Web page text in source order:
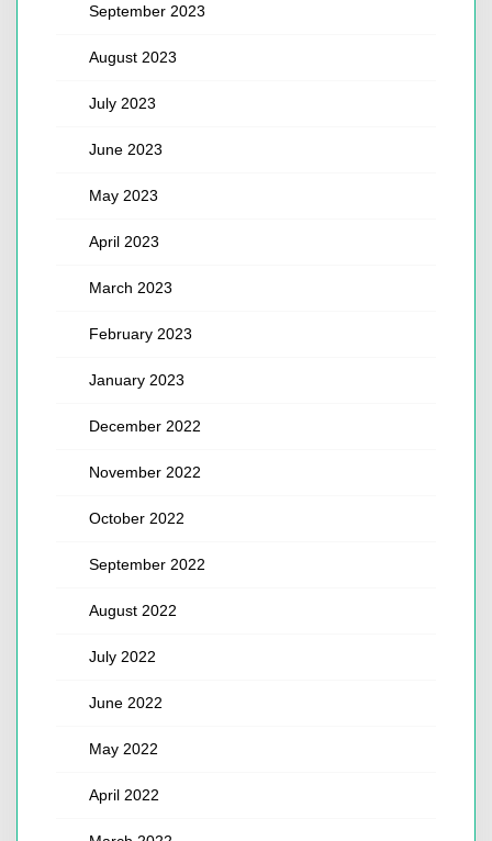
September 2023
August 2023
July 2023
June 2023
May 2023
April 2023
March 2023
February 2023
January 2023
December 2022
November 2022
October 2022
September 2022
August 2022
July 2022
June 2022
May 2022
April 2022